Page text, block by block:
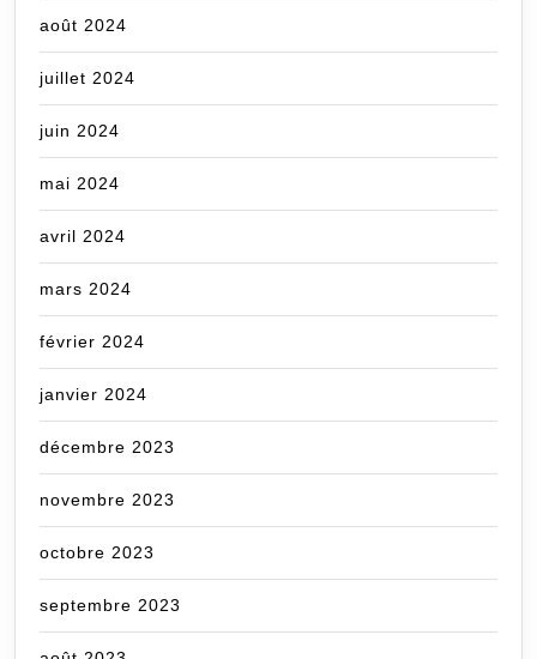
août 2024
juillet 2024
juin 2024
mai 2024
avril 2024
mars 2024
février 2024
janvier 2024
décembre 2023
novembre 2023
octobre 2023
septembre 2023